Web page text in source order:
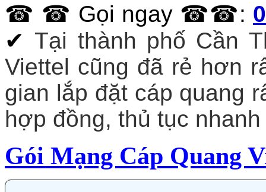
☎ ☎ Gọi ngay ☎☎:
✔Tại thành phố Cần
Viettel cũng đã rẻ hơn
gian lắp đặt cáp quang
hợp đồng, thủ tục
Gói Mạng Cáp Quang